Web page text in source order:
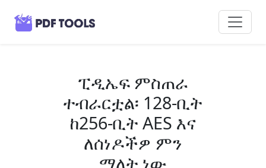
ፒዲኤፍ ምስጠራ
ተብራርቷል፡ 128-ቢት
ከ256-ቢት AES እና
ለሰነዶችዎ ምን
ማለት ነው